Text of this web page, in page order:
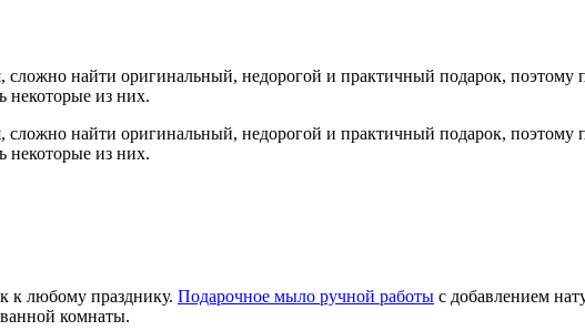
найти оригинальный, недорогой и практичный подарок, поэтому
некоторые из них.
найти оригинальный, недорогой и практичный подарок, поэтому
некоторые из них.
к любому празднику. Подарочное мыло ручной работы с добавлением
комнаты.